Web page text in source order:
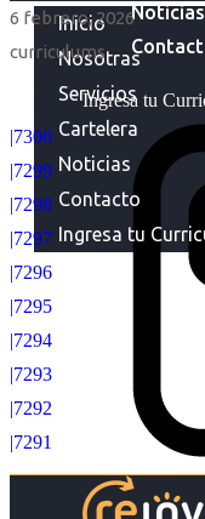
Noticias
Ingresa tu
Inicio
Nosotras
Servicios
Cartelera
Noticias
Contacto
Ingresa tu
6 febrero, 2026
curriculums
|7300
|7299
|7298
|7297
|7296
|7295
|7294
|7293
|7292
|7291